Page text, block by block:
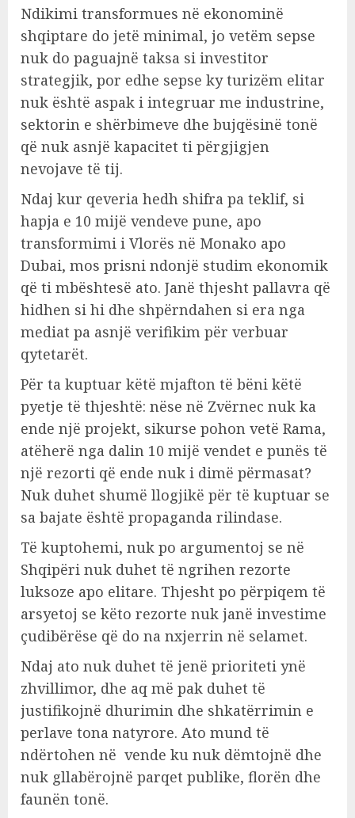
Ndikimi transformues në ekonominë
shqiptare do jetë minimal, jo vetëm sepse
nuk do paguajnë taksa si investitor
strategjik, por edhe sepse ky turizëm elitar
nuk është aspak i integruar me industrine,
sektorin e shërbimeve dhe bujqësinë tonë
që nuk asnjë kapacitet ti përgjigjen
nevojave të tij.
Ndaj kur qeveria hedh shifra pa teklif, si
hapja e 10 mijë vendeve pune, apo
transformimi i Vlorës në Monako apo
Dubai, mos prisni ndonjë studim ekonomik
që ti mbështesë ato. Janë thjesht pallavra që
hidhen si hi dhe shpërndahen si era nga
mediat pa asnjë verifikim për verbuar
qytetarët.
Për ta kuptuar këtë mjafton të bëni këtë
pyetje të thjeshtë: nëse në Zvërnec nuk ka
ende një projekt, sikurse pohon vetë Rama,
atëherë nga dalin 10 mijë vendet e punës të
një rezorti që ende nuk i dimë përmasat?
Nuk duhet shumë llogjikë për të kuptuar se
sa bajate është propaganda rilindase.
Të kuptohemi, nuk po argumentoj se në
Shqipëri nuk duhet të ngrihen rezorte
luksoze apo elitare. Thjesht po përpiqem të
arsyetoj se këto rezorte nuk janë investime
çudibërëse që do na nxjerrin në selamet.
Ndaj ato nuk duhet të jenë prioriteti ynë
zhvillimor, dhe aq më pak duhet të
justifikojnë dhurimin dhe shkatërrimin e
perlave tona natyrore. Ato mund të
ndërtohen në vende ku nuk dëmtojnë dhe
nuk gllabërojnë parqet publike, florën dhe
faunën tonë.